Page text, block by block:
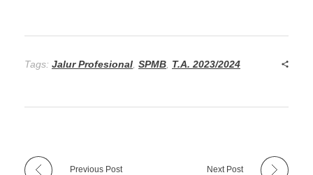
Tags: Jalur Profesional SPMB T.A. 2023/2024
Previous Post Next Post